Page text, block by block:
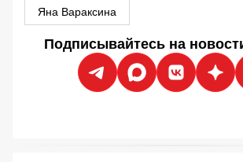
Яна Вараксина
Подписывайтесь на